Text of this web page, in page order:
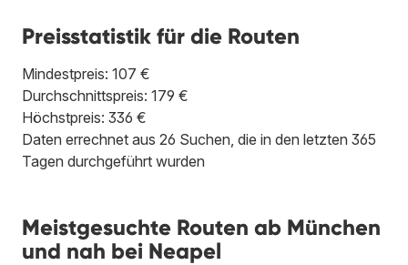
Preisstatistik für die Routen
Mindestpreis: 107 €
Durchschnittspreis: 179 €
Höchstpreis: 336 €
Daten errechnet aus 26 Suchen, die in den letzten 365
Tagen durchgeführt wurden
Meistgesuchte Routen ab München
und nah bei Neapel